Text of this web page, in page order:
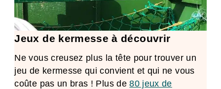
Jeux de kermesse à découvrir
Ne vous creusez plus la tête pour trouver un
jeu de kermesse qui convient et qui ne vous
coûte pas un bras ! Plus de80 jeux de